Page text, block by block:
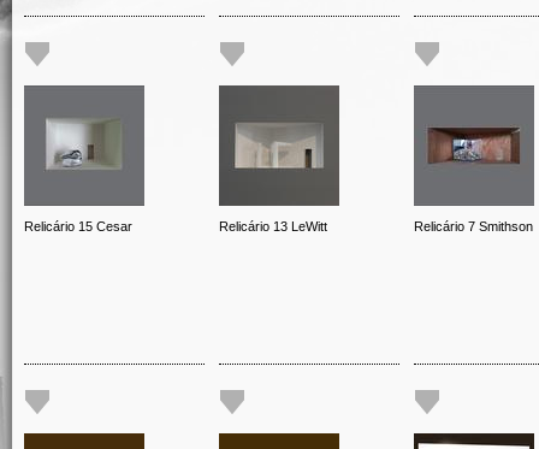
Relicário 15 Cesar Relicário 13 LeWitt Relicário 7 Smithson